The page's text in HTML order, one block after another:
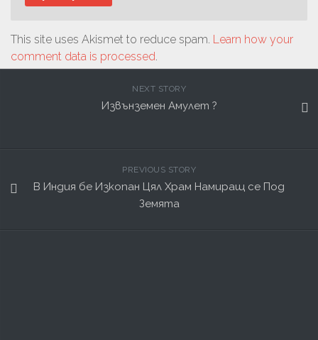
This site uses Akismet to reduce spam. Learn how your
comment data is processed
NEXT STORY
Извънземен Амулет ?
PREVIOUS STORY
В Индия бе Изкопан Цял Храм Намиращ се Под
Земята